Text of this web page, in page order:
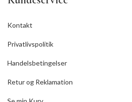
Kontakt
Privatlivspolitik
Handelsbetingelser
Retur og Reklamation